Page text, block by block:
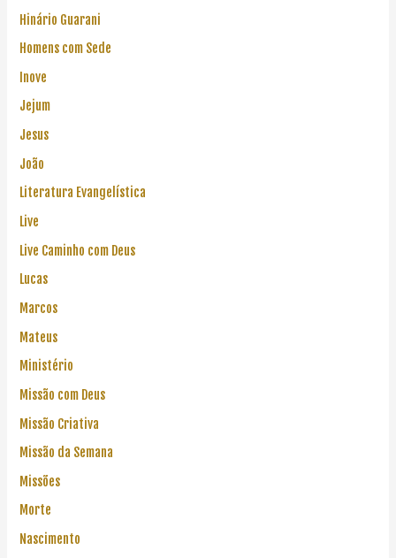
Hinário Guarani
Homens com Sede
Inove
Jejum
Jesus
João
Literatura Evangelística
Live
Live Caminho com Deus
Lucas
Marcos
Mateus
Ministério
Missão com Deus
Missão Criativa
Missão da Semana
Missões
Morte
Nascimento